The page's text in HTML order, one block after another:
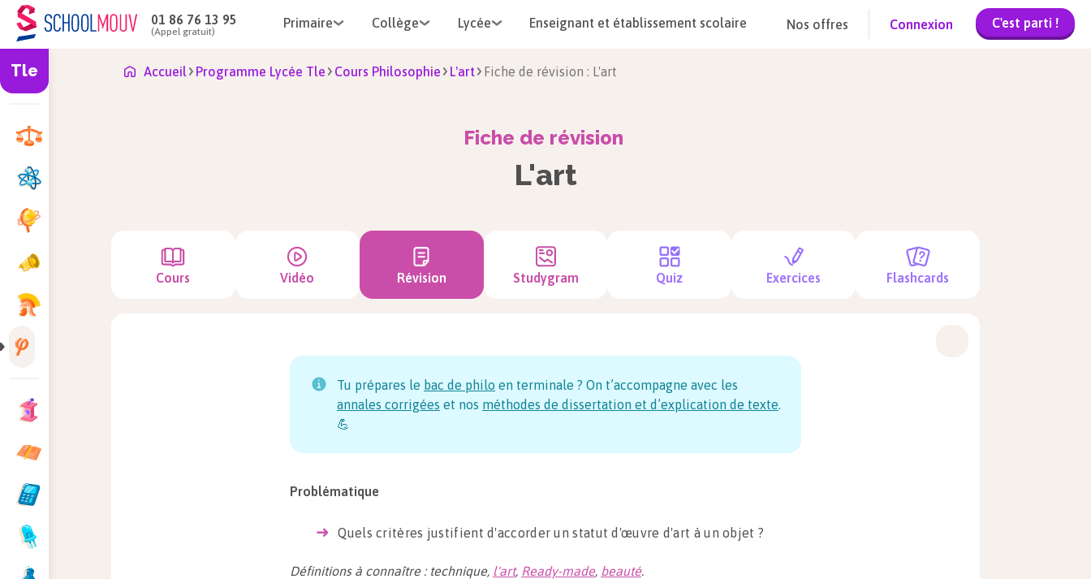
01 86 76 13 95
(Appel gratuit)
Primaire Collège Lycée Enseignant et établissement scolaire Nos offres Connexion C'est parti !
Tle Accueil Programme Lycée Tle Cours Philosophie L'art Fiche de révision : L'art
Fiche de révision
L'art
Cours Vidéo Révision Studygram Quiz Exercices Flashcards
Tu prépares le bac de philo en terminale ? On t’accompagne avec les
annales corrigées et nos méthodes de dissertation et d’explication de texte.
💪
Problématique
Quels critères justifient d'accorder un statut d'œuvre d'art à un objet ?
Définitions à connaître : technique, l'art, Ready-made, beauté.